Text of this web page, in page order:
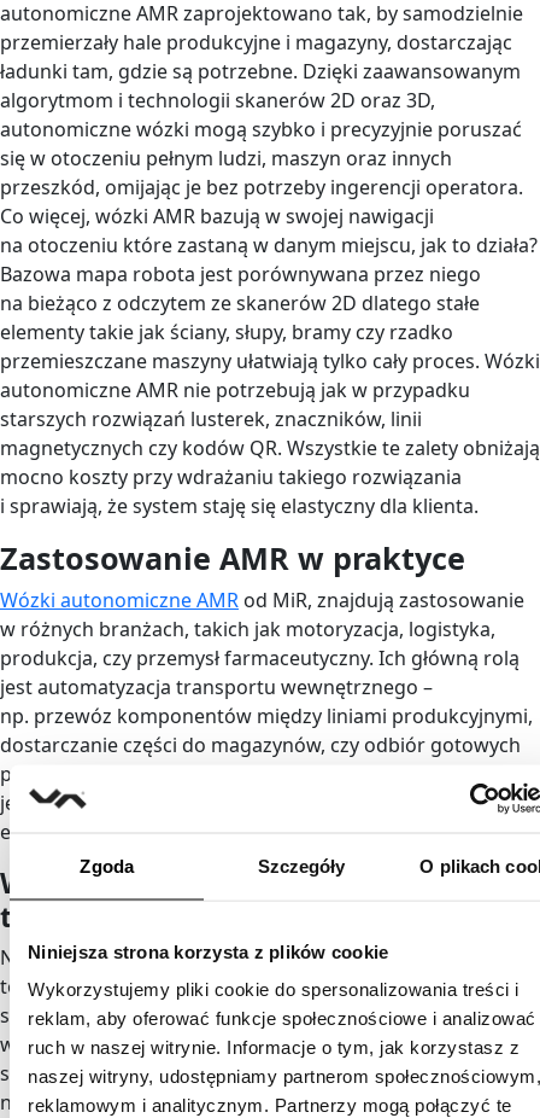
Zgoda Szczegóły O plikach
Niniejsza strona korzysta z plików cookie
Wykorzystujemy pliki cookie do spersonalizowania treści i
reklam, aby oferować funkcje społecznościowe i analizować
ruch w naszej witrynie. Informacje o tym, jak korzystasz z
naszej witryny, udostępniamy partnerom społecznościowym,
reklamowym i analitycznym. Partnerzy mogą połączyć te
autonomiczne AMR zaprojektowano tak, by samodzielnie
przemierzały hale produkcyjne i magazyny, dostarczając
ładunki tam, gdzie są potrzebne. Dzięki zaawansowanym
algorytmom i technologii skanerów 2D oraz 3D,
autonomiczne wózki mogą szybko i precyzyjnie poruszać
się w otoczeniu pełnym ludzi, maszyn oraz innych
przeszkód, omijając je bez potrzeby ingerencji operatora.
Co więcej, wózki AMR bazują w swojej nawigacji
na otoczeniu które zastaną w danym miejscu, jak to działa?
Bazowa mapa robota jest porównywana przez niego
na bieżąco z odczytem ze skanerów 2D dlatego stałe
elementy takie jak ściany, słupy, bramy czy rzadko
przemieszczane maszyny ułatwiają tylko cały proces. Wózki
autonomiczne AMR nie potrzebują jak w przypadku
starszych rozwiązań lusterek, znaczników, linii
magnetycznych czy kodów QR. Wszystkie te zalety obniżają
mocno koszty przy wdrażaniu takiego rozwiązania
i sprawiają, że system staję się elastyczny dla klienta.
Zastosowanie AMR w praktyce
Wózki autonomiczne AMR od MiR, znajdują zastosowanie
w różnych branżach, takich jak motoryzacja, logistyka,
produkcja, czy przemysł farmaceutyczny. Ich główną rolą
jest automatyzacja transportu wewnętrznego –
np. przewóz komponentów między liniami produkcyjnymi,
dostarczanie części do magazynów, czy odbiór gotowych
produktów. Dzięki zastosowaniu tych robotów możliwe
jest zredukowanie kosztów operacyjnych oraz zwiększenie
efektywności procesów logistycznych.
Wózki autonomiczne
to bezpieczeństwo dla ludzi
Najwyższym priorytetem jest bezpieczeństwo. AMR od MiR
to wózki samojezdne, które dzięki zaawansowanym
systemom nawigacji potrafią poruszać się
w przestrzeniach przemysłowych bez konieczności
stosowania fizycznych prowadnic czy znaczników
na podłodze. Roboty te wykorzystują również technologie